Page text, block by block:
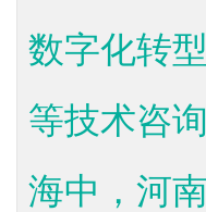
数字化转
等技术咨
海中，河